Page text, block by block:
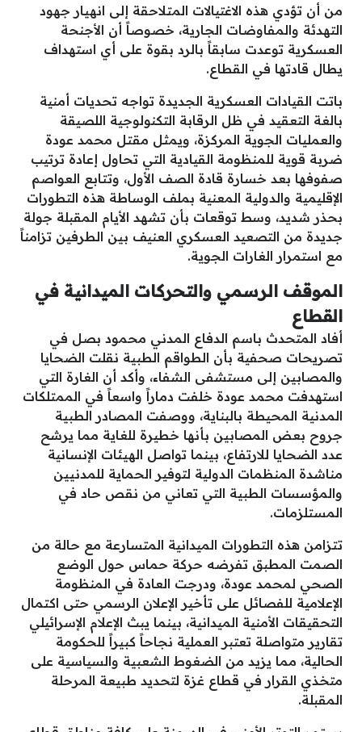
من أن تؤدي هذه الاغتيالات المتلاحقة إلى انهيار جهود
التهدئة والمفاوضات الجارية، خصوصاً أن الأجنحة
العسكرية توعدت سابقاً بالرد بقوة على أي استهداف
يطال قادتها في القطاع.
​باتت القيادات العسكرية الجديدة تواجه تحديات أمنية
بالغة التعقيد في ظل الرقابة التكنولوجية اللصيقة
والعمليات الجوية المركزة، ويمثل مقتل محمد عودة
ضربة قوية للمنظومة القيادية التي تحاول إعادة ترتيب
صفوفها بعد خسارة قادة الصف الأول، وتتابع العواصم
الإقليمية والدولية المعنية بملف الوساطة هذه التطورات
بحذر شديد، وسط توقعات بأن تشهد الأيام المقبلة جولة
جديدة من التصعيد العسكري العنيف بين الطرفين تزامناً
مع استمرار الغارات الجوية.
الموقف الرسمي والتحركات الميدانية في
القطاع
​أفاد المتحدث باسم الدفاع المدني محمود بصل في
تصريحات صحفية بأن الطواقم الطبية نقلت الضحايا
والمصابين إلى مستشفى الشفاء، وأكد أن الغارة التي
استهدفت محمد عودة خلفت دماراً واسعاً في الممتلكات
المدنية المحيطة بالبناية، ووصفت المصادر الطبية
جروح بعض المصابين بأنها خطيرة للغاية مما يرشح
عدد الضحايا للارتفاع، بينما تواصل الهيئات الإنسانية
مناشدة المنظمات الدولية لتوفير الحماية للمدنيين
والمؤسسات الطبية التي تعاني من نقص حاد في
المستلزمات.
​تتزامن هذه التطورات الميدانية المتسارعة مع حالة من
الصمت المطبق تفرضه حركة حماس حول الوضع
الصحي لمحمد عودة، ودرجت العادة في المنظومة
الإعلامية للفصائل على تأخير الإعلان الرسمي حتى اكتمال
التحقيقات الأمنية الميدانية، بينما يبث الإعلام الإسرائيلي
تقارير متواصلة تعتبر العملية نجاحاً كبيراً للحكومة
الحالية، مما يزيد من الضغوط الشعبية والسياسية على
متخذي القرار في قطاع غزة لتحديد طبيعة المرحلة
المقبلة.